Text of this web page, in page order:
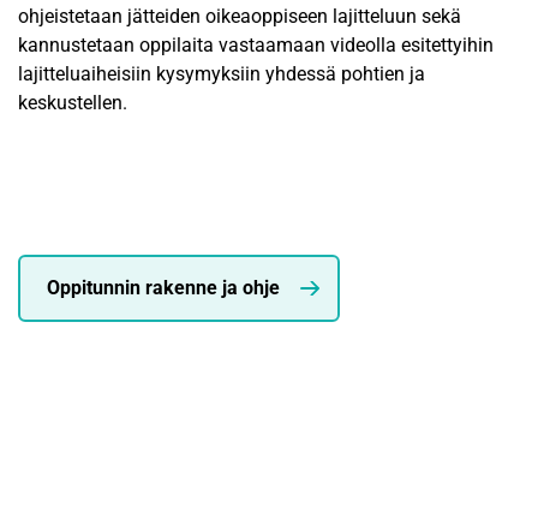
ohjeistetaan jätteiden oikeaoppiseen lajitteluun sekä
kannustetaan oppilaita vastaamaan videolla esitettyihin
lajitteluaiheisiin kysymyksiin yhdessä pohtien ja
keskustellen.
Oppitunnin rakenne ja ohje